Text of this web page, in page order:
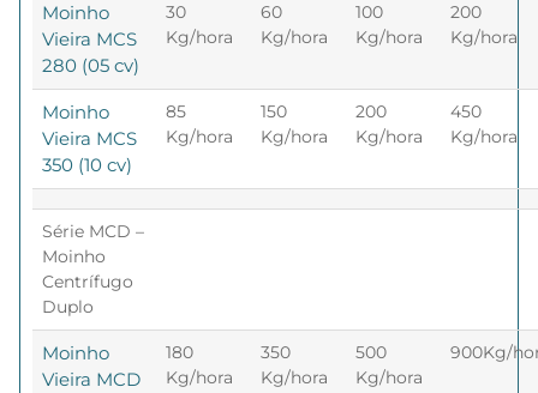
Moinho
Vieira MCS
280 (05 cv)
30
Kg/hora
60
Kg/hora
100
Kg/hora
200
Kg/hora
Moinho
Vieira MCS
350 (10 cv)
85
Kg/hora
150
Kg/hora
200
Kg/hora
450
Kg/hora
Série MCD –
Moinho
Centrífugo
Duplo
Moinho
Vieira MCD
180
Kg/hora
350
Kg/hora
500
Kg/hora
900Kg/